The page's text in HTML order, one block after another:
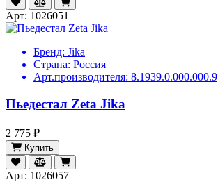
Арт: 1026051
Бренд: Jika
Страна: Россия
Арт.производителя: 8.1939.0.000.000.9
Пьедестал Zeta Jika
2 775 ₽
Купить
Арт: 1026057